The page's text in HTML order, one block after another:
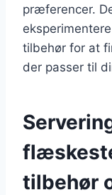
præferencer.
tilbehør for at
der passer til
tilbehør